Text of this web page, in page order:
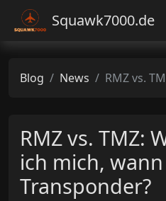
Squawk7000.de
Blog News RMZ vs. TMZ: Wann
RMZ vs. TMZ:
ich mich,
Transponder?